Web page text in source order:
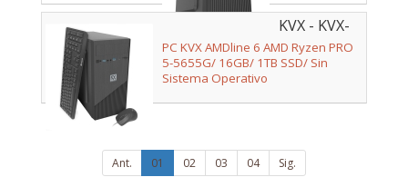
SSD/ Sin
Sistema
Operativo
KVX - KVX-
002013
PC KVX AMDline 6 AMD Ryzen PRO
5-5655G/ 16GB/ 1TB SSD/ Sin
Sistema Operativo
Ant. 01 02 03 04 Sig.